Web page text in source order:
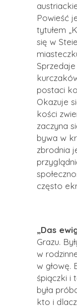
Powieść
tytułem
się w
postaci
Okazuje
kości
zaczyna
bywa w
zbrodnia
często
„Das
Grazu.
w
w głowę.
śpiączki i
była
kto i